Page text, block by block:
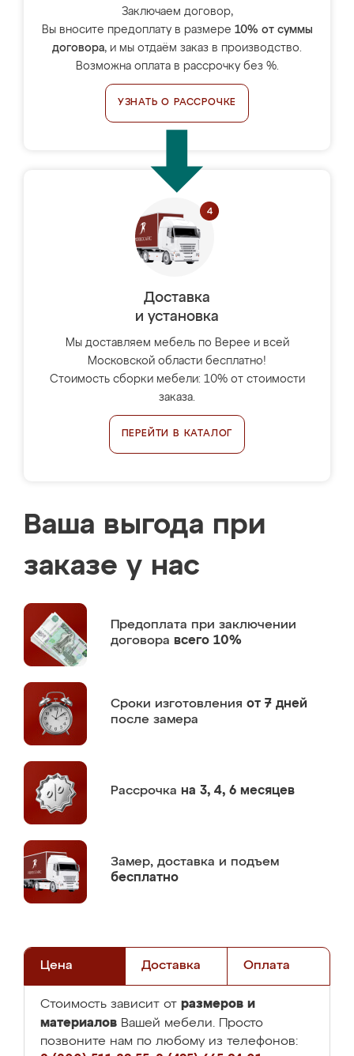
Заключаем договор,
Вы вносите предоплату в размере 10% от суммы
договора, и мы отдаём заказ в производство.
Возможна оплата в рассрочку без %.
УЗНАТЬ О РАССРОЧКЕ
Доставка
и установка
Мы доставляем мебель по Верее и всей
Московской области бесплатно!
Стоимость сборки мебели: 10% от стоимости
заказа.
ПЕРЕЙТИ В КАТАЛОГ
Ваша выгода при
заказе у нас
Предоплата при заключении
договора всего 10%
Сроки изготовления от 7 дней
после замера
Рассрочка на 3, 4, 6 месяцев
Замер, доставка и подъем
бесплатно
Цена Доставка Оплата
Стоимость зависит от размеров и
материалов Вашей мебели. Просто
позвоните нам по любому из телефонов: